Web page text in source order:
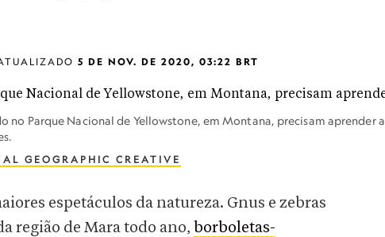
5 DE NOV. DE 2020, 03:22 BRT
no Parque Nacional de Yellowstone, em Montana, precisam aprender a
GEOGRAPHIC CREATIVE
espetáculos da natureza. Gnus e zebras
região de Mara todo ano, borboletas-